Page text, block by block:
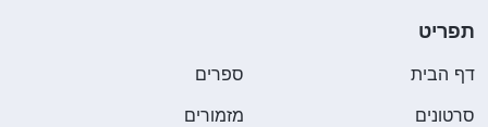
תפריט
דף הבית
ספרים
סרטונים
מזמורים